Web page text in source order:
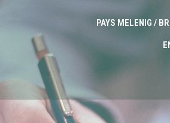
PAYS MELENIG /